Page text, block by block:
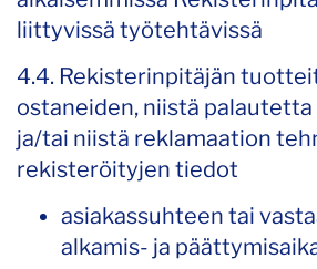
liittyvissä työtehtävissä
4.4. Rekisterinpitäjän
ostaneiden, niistä
ja/tai niistä reklamaation
rekisteröityjen tiedot
asiakassuhteen tai
alkamis- ja